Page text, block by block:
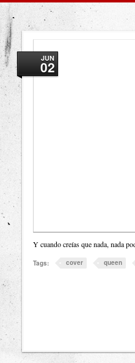
JUN
02
Y cuando creías que nada, nada
Tags: cover queen